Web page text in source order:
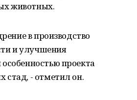
животных.
в производство
и улучшения
проекта
стад, - отметил он.